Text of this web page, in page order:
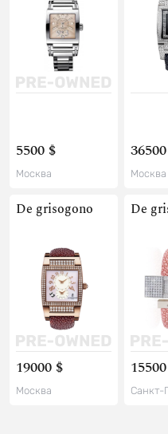
5500 $
Москва Москва
De grisogono
19000 $
Москва
De
Санкт-